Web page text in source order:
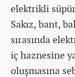
elektrikli
Sakız, bant,
sırasında
iç haznesine
oluşmasına